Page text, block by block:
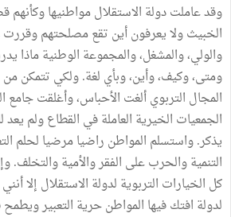
وقد عاملت دولة الاستقلال مواطنيها
الخبيث ولا يعرفون أين تقع مصلحتهم وقررت
والولي، والمشغل، والمجموعة الوطنية ماذا
ومتى، وكيف، وأين، وبأي لغة. ولكي تتمكن
المجال التربوي ألغت الأحباس، وأغلقت جامع
الجمعيات الخيرية العاملة في القطاع ولم
يذكر. واستسلم المواطن راضيا مرضيا لحلم
التنمية والحرب على الفقر والأمية والتخلف.
كل الخيارات التربوية لدولة الاستقلال إلا
لدولة افتك فيها المواطن حرية التعبير